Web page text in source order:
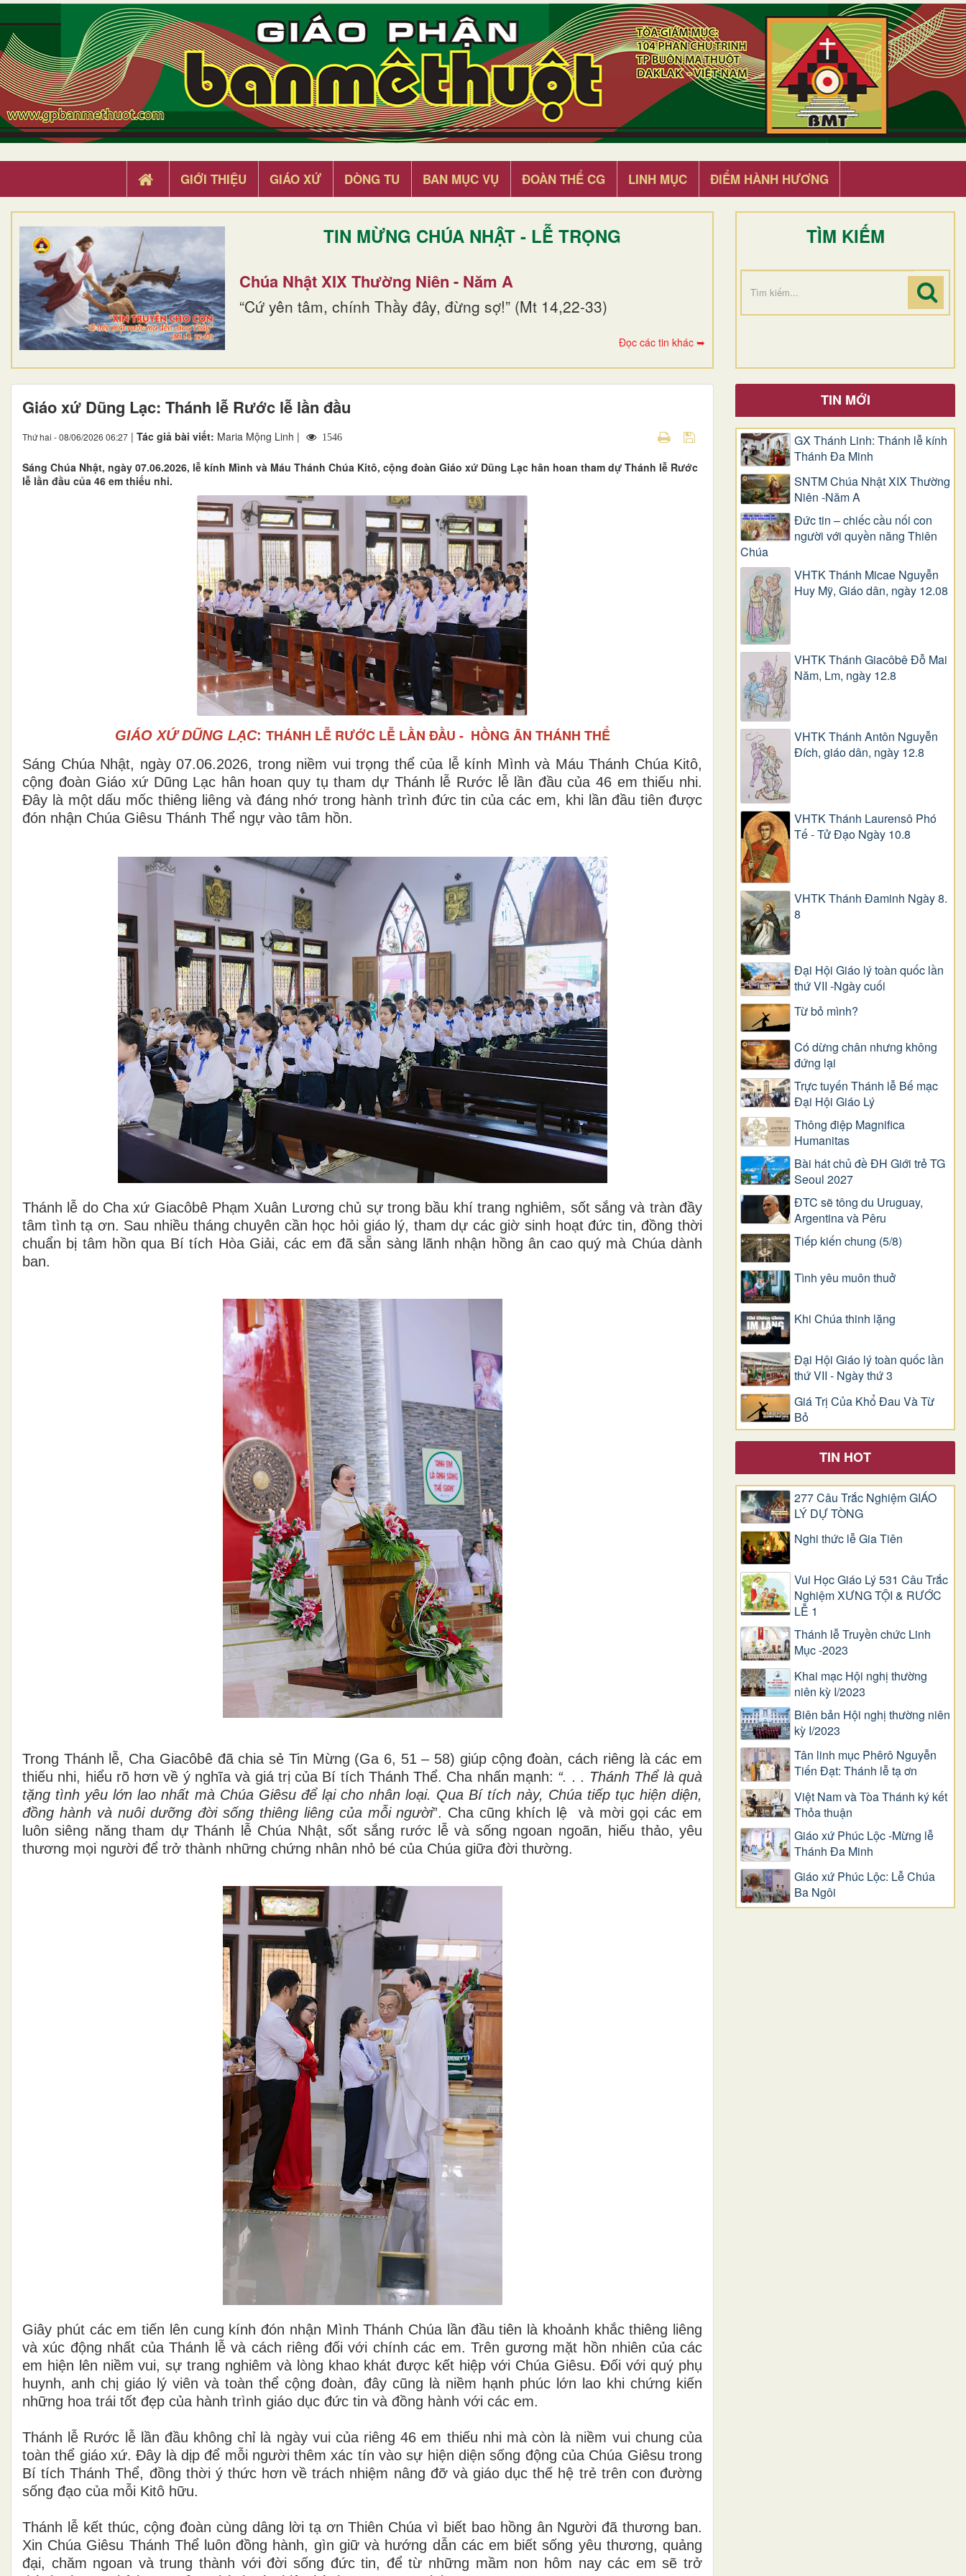
GIỚI THIỆU GIÁO XỨ DÒNG TU BAN MỤC VỤ ĐOÀN THỂ CG LINH MỤC ĐIỂM HÀNH HƯƠNG
TIN MỪNG CHÚA NHẬT - LỄ TRỌNG
Chúa Nhật XIX Thường Niên - Năm A
“Cứ yên tâm, chính Thầy đây, đừng sợ!” (Mt 14,22-33)
Đọc các tin khác ➥
TÌM KIẾM
Giáo xứ Dũng Lạc: Thánh lễ Rước lễ lần đầu
Thứ hai - 08/06/2026 06:27 | Tác giả bài viết: Maria Mộng Linh | 1546
Sáng Chúa Nhật, ngày 07.06.2026, lễ kính Mình và Máu Thánh Chúa Kitô, cộng đoàn Giáo xứ Dũng Lạc hân hoan tham dự Thánh lễ Rước
lễ lần đầu của 46 em thiếu nhi.
GIÁO XỨ DŨNG LẠC: THÁNH LỄ RƯỚC LỄ LẦN ĐẦU - HỒNG ÂN THÁNH THỂ
Sáng Chúa Nhật, ngày 07.06.2026, trong niềm vui trọng thể của lễ kính Mình và Máu Thánh Chúa Kitô,
cộng đoàn Giáo xứ Dũng Lạc hân hoan quy tụ tham dự Thánh lễ Rước lễ lần đầu của 46 em thiếu nhi.
Đây là một dấu mốc thiêng liêng và đáng nhớ trong hành trình đức tin của các em, khi lần đầu tiên được
đón nhận Chúa Giêsu Thánh Thể ngự vào tâm hồn.
Thánh lễ do Cha xứ Giacôbê Phạm Xuân Lương chủ sự trong bầu khí trang nghiêm, sốt sắng và tràn đầy
tâm tình tạ ơn. Sau nhiều tháng chuyên cần học hỏi giáo lý, tham dự các giờ sinh hoạt đức tin, đồng thời
chuẩn bị tâm hồn qua Bí tích Hòa Giải, các em đã sẵn sàng lãnh nhận hồng ân cao quý mà Chúa dành
ban.
Trong Thánh lễ, Cha Giacôbê đã chia sẻ Tin Mừng (Ga 6, 51 – 58) giúp cộng đoàn, cách riêng là các em
thiếu nhi, hiểu rõ hơn về ý nghĩa và giá trị của Bí tích Thánh Thể. Cha nhấn mạnh: “. . . Thánh Thể là quà
tặng tình yêu lớn lao nhất mà Chúa Giêsu để lại cho nhân loại. Qua Bí tích này, Chúa tiếp tục hiện diện,
đồng hành và nuôi dưỡng đời sống thiêng liêng của mỗi người”. Cha cũng khích lệ và mời gọi các em
luôn siêng năng tham dự Thánh lễ Chúa Nhật, sốt sắng rước lễ và sống ngoan ngoãn, hiếu thảo, yêu
thương mọi người để trở thành những chứng nhân nhỏ bé của Chúa giữa đời thường.
Giây phút các em tiến lên cung kính đón nhận Mình Thánh Chúa lần đầu tiên là khoảnh khắc thiêng liêng
và xúc động nhất của Thánh lễ và cách riêng đối với chính các em. Trên gương mặt hồn nhiên của các
em hiện lên niềm vui, sự trang nghiêm và lòng khao khát được kết hiệp với Chúa Giêsu. Đối với quý phụ
huynh, anh chị giáo lý viên và toàn thể cộng đoàn, đây cũng là niềm hạnh phúc lớn lao khi chứng kiến
những hoa trái tốt đẹp của hành trình giáo dục đức tin và đồng hành với các em.
Thánh lễ Rước lễ lần đầu không chỉ là ngày vui của riêng 46 em thiếu nhi mà còn là niềm vui chung của
toàn thể giáo xứ. Đây là dịp để mỗi người thêm xác tín vào sự hiện diện sống động của Chúa Giêsu trong
Bí tích Thánh Thể, đồng thời ý thức hơn về trách nhiệm nâng đỡ và giáo dục thế hệ trẻ trên con đường
sống đạo của mỗi Kitô hữu.
Thánh lễ kết thúc, cộng đoàn cùng dâng lời tạ ơn Thiên Chúa vì biết bao hồng ân Người đã thương ban.
Xin Chúa Giêsu Thánh Thể luôn đồng hành, gìn giữ và hướng dẫn các em biết sống yêu thương, quảng
đại, chăm ngoan và trung thành với đời sống đức tin, để từ những mầm non hôm nay các em sẽ trở
TIN MỚI
GX Thánh Linh: Thánh lễ kính
Thánh Đa Minh
SNTM Chúa Nhật XIX Thường
Niên -Năm A
Đức tin – chiếc cầu nối con
người với quyền năng Thiên
Chúa
VHTK Thánh Micae Nguyễn
Huy Mỹ, Giáo dân, ngày 12.08
VHTK Thánh Giacôbê Ðỗ Mai
Năm, Lm, ngày 12.8
VHTK Thánh Antôn Nguyễn
Ðích, giáo dân, ngày 12.8
VHTK Thánh Laurensô Phó
Tế - Tử Đạo Ngày 10.8
VHTK Thánh Đaminh Ngày 8.
8
Đại Hội Giáo lý toàn quốc lần
thứ VII -Ngày cuối
Từ bỏ mình?
Có dừng chân nhưng không
đứng lại
Trực tuyến Thánh lễ Bế mạc
Đại Hội Giáo Lý
Thông điệp Magnifica
Humanitas
Bài hát chủ đề ĐH Giới trẻ TG
Seoul 2027
ĐTC sẽ tông du Uruguay,
Argentina và Pêru
Tiếp kiến chung (5/8)
Tình yêu muôn thuở
Khi Chúa thinh lặng
Đại Hội Giáo lý toàn quốc lần
thứ VII - Ngày thứ 3
Giá Trị Của Khổ Ðau Và Từ
Bỏ
TIN HOT
277 Câu Trắc Nghiệm GIÁO
LÝ DỰ TÒNG
Nghi thức lễ Gia Tiên
Vui Học Giáo Lý 531 Câu Trắc
Nghiệm XƯNG TỘI & RƯỚC
LỄ 1
Thánh lễ Truyền chức Linh
Mục -2023
Khai mạc Hội nghị thường
niên kỳ I/2023
Biên bản Hội nghị thường niên
kỳ I/2023
Tân linh mục Phêrô Nguyễn
Tiến Đạt: Thánh lễ tạ ơn
Việt Nam và Tòa Thánh ký kết
Thỏa thuận
Giáo xứ Phúc Lộc -Mừng lễ
Thánh Đa Minh
Giáo xứ Phúc Lộc: Lễ Chúa
Ba Ngôi